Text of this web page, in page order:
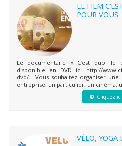
LE FILM
POUR VOUS
Le documentaire « C’est quoi le
disponible en DVD ici http://
dvd/ ! Vous souhaitez organiser
entreprise, un particulier, un cinéma,
Cliquez ici
VÉLO, YOGA